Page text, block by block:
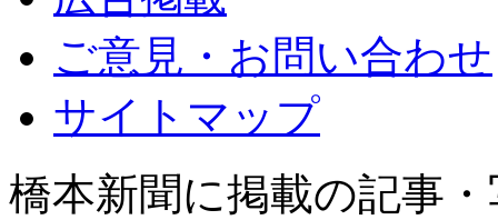
ご意見・お問い合わせ
サイトマップ
橋本新聞に掲載の記事